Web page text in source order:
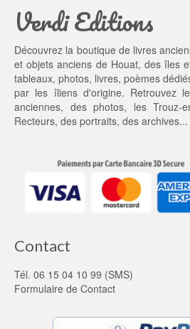
t :
5,
0
0 €.
Verdi Editions
Découvrez la boutique de livres
et objets anciens de Houat, des îles
tableaux, photos, livres, poèmes
par les îliens d'origine. Retrouvez
anciennes, desphotos, lesTrouz-
Recteurs, des portraits, des archives...
Contact
Tél. 06 15 04 10 99 (SMS)
Formulaire de Contact